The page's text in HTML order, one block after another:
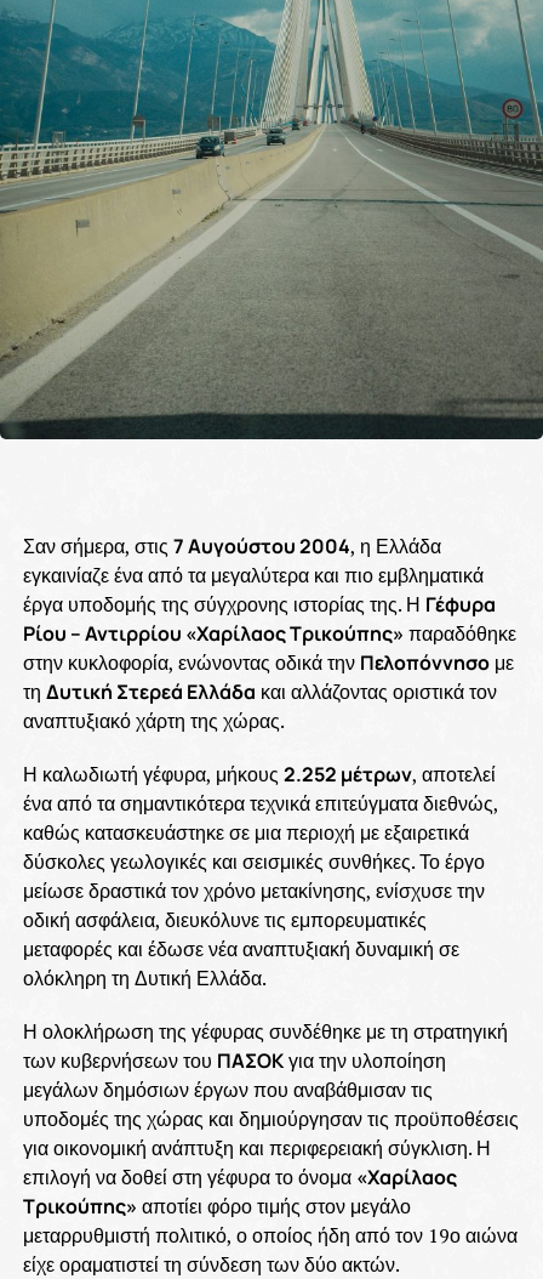
Σαν σήμερα, στις 7 Αυγούστου 2004, η Ελλάδα
εγκαινίαζε ένα από τα μεγαλύτερα και πιο εμβληματικά
έργα υποδομής της σύγχρονης ιστορίας της. Η Γέφυρα
Ρίου – Αντιρρίου «Χαρίλαος Τρικούπης» παραδόθηκε
στην κυκλοφορία, ενώνοντας οδικά την Πελοπόννησομε
τη Δυτική Στερεά Ελλάδα και αλλάζοντας οριστικά τον
αναπτυξιακό χάρτη της χώρας.
Η καλωδιωτή γέφυρα, μήκους 2.252 μέτρων, αποτελεί
ένα από τα σημαντικότερα τεχνικά επιτεύγματα διεθνώς,
καθώς κατασκευάστηκε σε μια περιοχή με εξαιρετικά
δύσκολες γεωλογικές και σεισμικές συνθήκες. Το έργο
μείωσε δραστικά τον χρόνο μετακίνησης, ενίσχυσε την
οδική ασφάλεια, διευκόλυνε τις εμπορευματικές
μεταφορές και έδωσε νέα αναπτυξιακή δυναμική σε
ολόκληρη τη Δυτική Ελλάδα.
Η ολοκλήρωση της γέφυρας συνδέθηκε με τη στρατηγική
των κυβερνήσεων του ΠΑΣΟΚγια την υλοποίηση
μεγάλων δημόσιων έργων που αναβάθμισαν τις
υποδομές της χώρας και δημιούργησαν τις προϋποθέσεις
για οικονομική ανάπτυξη και περιφερειακή σύγκλιση. Η
επιλογή να δοθεί στη γέφυρα το όνομα «Χαρίλαος
Τρικούπης» αποτίει φόρο τιμής στον μεγάλο
μεταρρυθμιστή πολιτικό, ο οποίος ήδη από τον 19ο αιώνα
είχε οραματιστεί τη σύνδεση των δύο ακτών.